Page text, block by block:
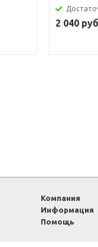
2 040
Компания
Информация
Помощь